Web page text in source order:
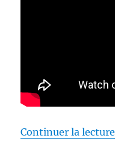
Continuer la lecture